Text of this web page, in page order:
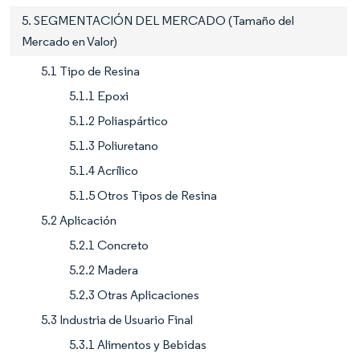
5. SEGMENTACIÓN DEL MERCADO (Tamaño del
Mercado en Valor)
5.1 Tipo de Resina
5.1.1 Epoxi
5.1.2 Poliaspártico
5.1.3 Poliuretano
5.1.4 Acrílico
5.1.5 Otros Tipos de Resina
5.2 Aplicación
5.2.1 Concreto
5.2.2 Madera
5.2.3 Otras Aplicaciones
5.3 Industria de Usuario Final
5.3.1 Alimentos y Bebidas